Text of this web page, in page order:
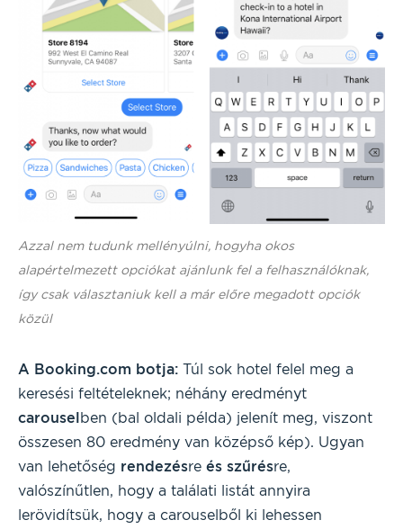
Azzal nem tudunk mellényúlni, hogyha okos
alapértelmezett opciókat ajánlunk fel a felhasználóknak,
így csak választaniuk kell a már előre megadott opciók
közül
A Booking.com botja: Túl sok hotel felel meg a
keresési feltételeknek; néhány eredményt
carouselben (bal oldali példa) jelenít meg, viszont
összesen 80 eredmény van középső kép). Ugyan
van lehetőség rendezésre és szűrésre,
valószínűtlen, hogy a találati listát annyira
lerövidítsük, hogy a carouselből ki lehessen